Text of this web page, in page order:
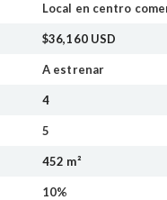
Local en centro
$36,160 USD
A estrenar
4
5
452 m²
10%